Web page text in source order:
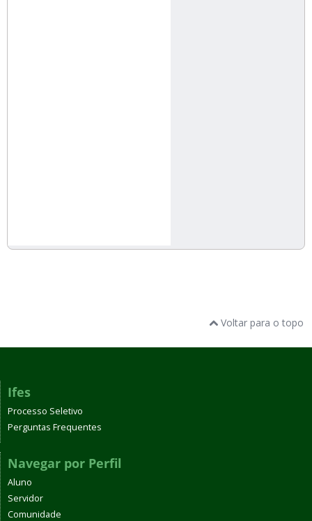
Voltar para o topo
Ifes
Processo Seletivo
Perguntas Frequentes
Navegar por Perfil
Aluno
Servidor
Comunidade